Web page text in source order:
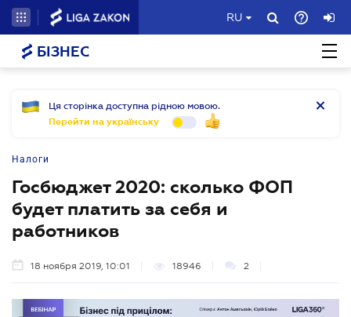
RU
БІЗНЕС
Ця сторінка доступна рідною мовою.
Перейти на українську
Налоги
Госбюджет 2020: сколько ФОП
будет платить за себя и
работников
18 ноября 2019, 10:01 18946 2